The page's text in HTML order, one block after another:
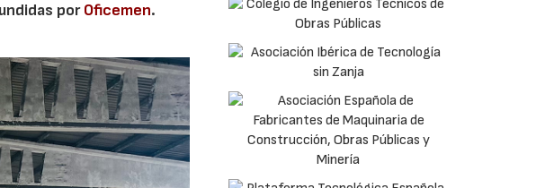
porOficemen.